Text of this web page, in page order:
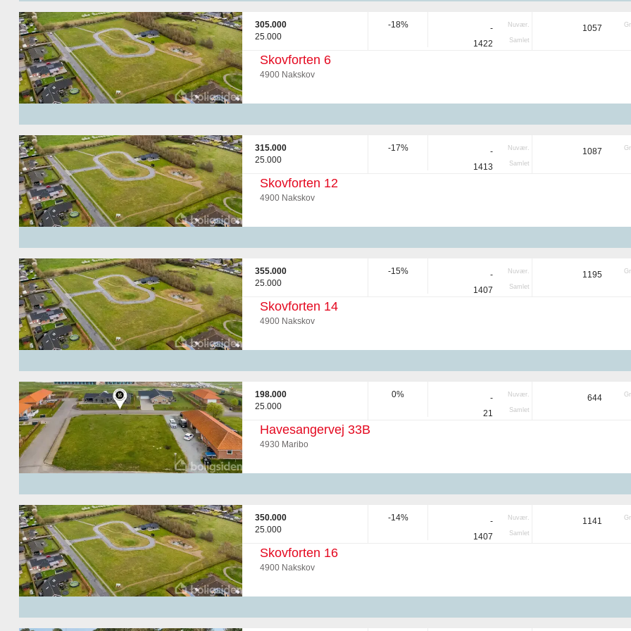
305.000
25.000
-18% - Nuvær.
1422 Samlet
1057
Skovforten 6
4900 Nakskov
315.000
25.000
-17% - Nuvær.
1413 Samlet
1087
Skovforten 12
4900 Nakskov
355.000
25.000
-15% - Nuvær.
1407 Samlet
1195
Skovforten 14
4900 Nakskov
198.000
25.000
0% - Nuvær.
21 Samlet
644
Havesangervej 33B
4930 Maribo
350.000
25.000
-14% - Nuvær.
1407 Samlet
1141
Skovforten 16
4900 Nakskov